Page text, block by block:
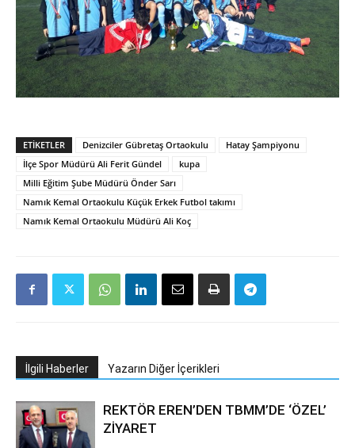
ETIKETLER Denizciler Gübretaş Ortaokulu
Hatay Şampiyonu
İlçe Spor Müdürü Ali Ferit Gündel
kupa
Milli Eğitim Şube Müdürü Önder Sarı
Namık Kemal Ortaokulu Küçük Erkek Futbol takımı
Namık Kemal Ortaokulu Müdürü Ali Koç
İlgili Haberler Yazarın Diğer İçerikleri
REKTÖR EREN’DEN TBMM’DE ‘ÖZEL’
ZİYARET